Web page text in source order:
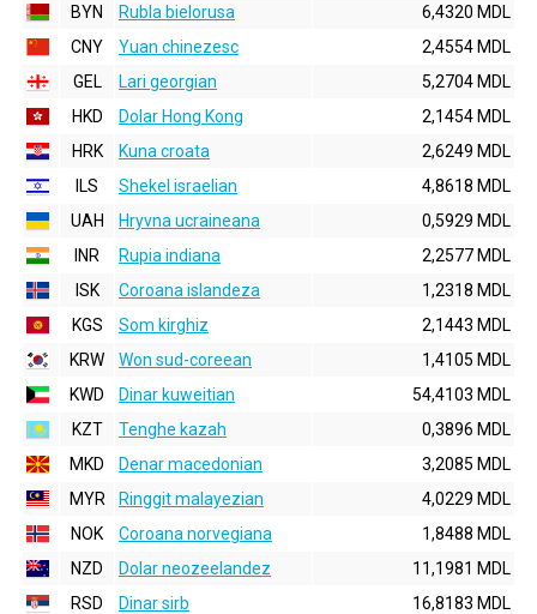
BYN
Rubla bielorusa
6,4320 MDL
CNY
Yuan chinezesc
2,4554 MDL
GEL
Lari georgian
5,2704 MDL
HKD
Dolar Hong Kong
2,1454 MDL
HRK
Kuna croata
2,6249 MDL
ILS
Shekel israelian
4,8618 MDL
UAH
Hryvna ucraineana
0,5929 MDL
INR
Rupia indiana
2,2577 MDL
ISK
Coroana islandeza
1,2318 MDL
KGS
Som kirghiz
2,1443 MDL
KRW
Won sud-coreean
1,4105 MDL
KWD
Dinar kuweitian
54,4103 MDL
KZT
Tenghe kazah
0,3896 MDL
MKD
Denar macedonian
3,2085 MDL
MYR
Ringgit malayezian
4,0229 MDL
NOK
Coroana norvegiana
1,8488 MDL
NZD
Dolar neozeelandez
11,1981 MDL
RSD
Dinar sirb
16,8183 MDL